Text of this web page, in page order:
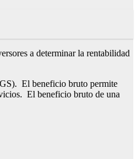
a determinar la rentabilidad
El beneficio bruto permite
El beneficio bruto de una